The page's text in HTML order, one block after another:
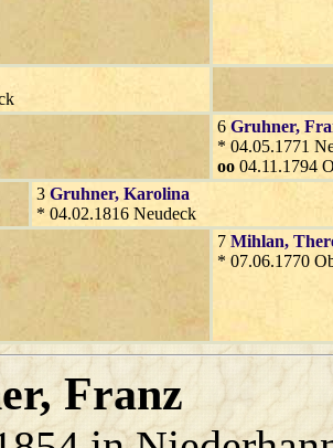
6 Gruhner,
* 04.05.1771
oo 04.11.1794
3 Gruhner, Karolina
* 04.02.1816 Neudeck
7 Mihlan,
* 07.06.1770
, Franz